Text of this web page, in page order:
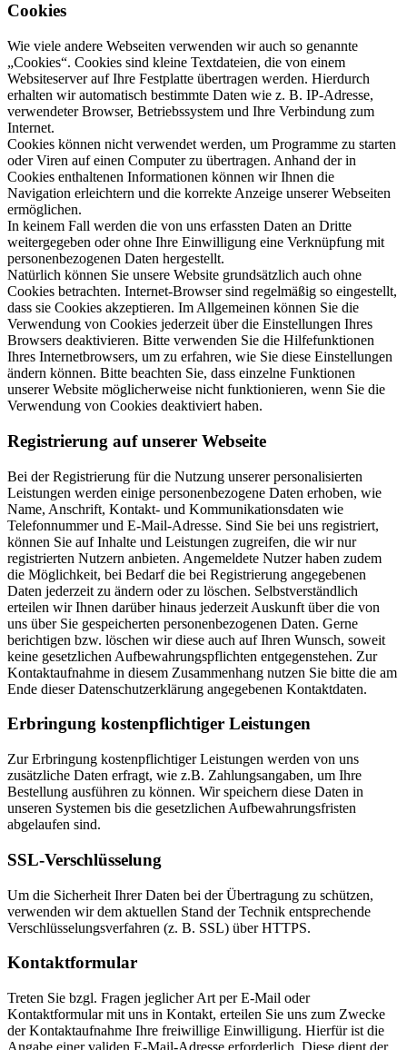
Cookies
Wie viele andere Webseiten verwenden wir auch so genannte
„Cookies“. Cookies sind kleine Textdateien, die von einem
Websiteserver auf Ihre Festplatte übertragen werden. Hierdurch
erhalten wir automatisch bestimmte Daten wie z. B. IP-Adresse,
verwendeter Browser, Betriebssystem und Ihre Verbindung zum
Internet.
Cookies können nicht verwendet werden, um Programme zu starten
oder Viren auf einen Computer zu übertragen. Anhand der in
Cookies enthaltenen Informationen können wir Ihnen die
Navigation erleichtern und die korrekte Anzeige unserer Webseiten
ermöglichen.
In keinem Fall werden die von uns erfassten Daten an Dritte
weitergegeben oder ohne Ihre Einwilligung eine Verknüpfung mit
personenbezogenen Daten hergestellt.
Natürlich können Sie unsere Website grundsätzlich auch ohne
Cookies betrachten. Internet-Browser sind regelmäßig so eingestellt,
dass sie Cookies akzeptieren. Im Allgemeinen können Sie die
Verwendung von Cookies jederzeit über die Einstellungen Ihres
Browsers deaktivieren. Bitte verwenden Sie die Hilfefunktionen
Ihres Internetbrowsers, um zu erfahren, wie Sie diese Einstellungen
ändern können. Bitte beachten Sie, dass einzelne Funktionen
unserer Website möglicherweise nicht funktionieren, wenn Sie die
Verwendung von Cookies deaktiviert haben.
Registrierung auf unserer Webseite
Bei der Registrierung für die Nutzung unserer personalisierten
Leistungen werden einige personenbezogene Daten erhoben, wie
Name, Anschrift, Kontakt- und Kommunikationsdaten wie
Telefonnummer und E-Mail-Adresse. Sind Sie bei uns registriert,
können Sie auf Inhalte und Leistungen zugreifen, die wir nur
registrierten Nutzern anbieten. Angemeldete Nutzer haben zudem
die Möglichkeit, bei Bedarf die bei Registrierung angegebenen
Daten jederzeit zu ändern oder zu löschen. Selbstverständlich
erteilen wir Ihnen darüber hinaus jederzeit Auskunft über die von
uns über Sie gespeicherten personenbezogenen Daten. Gerne
berichtigen bzw. löschen wir diese auch auf Ihren Wunsch, soweit
keine gesetzlichen Aufbewahrungspflichten entgegenstehen. Zur
Kontaktaufnahme in diesem Zusammenhang nutzen Sie bitte die am
Ende dieser Datenschutzerklärung angegebenen Kontaktdaten.
Erbringung kostenpflichtiger Leistungen
Zur Erbringung kostenpflichtiger Leistungen werden von uns
zusätzliche Daten erfragt, wie z.B. Zahlungsangaben, um Ihre
Bestellung ausführen zu können. Wir speichern diese Daten in
unseren Systemen bis die gesetzlichen Aufbewahrungsfristen
abgelaufen sind.
SSL-Verschlüsselung
Um die Sicherheit Ihrer Daten bei der Übertragung zu schützen,
verwenden wir dem aktuellen Stand der Technik entsprechende
Verschlüsselungsverfahren (z. B. SSL) über HTTPS.
Kontaktformular
Treten Sie bzgl. Fragen jeglicher Art per E-Mail oder
Kontaktformular mit uns in Kontakt, erteilen Sie uns zum Zwecke
der Kontaktaufnahme Ihre freiwillige Einwilligung. Hierfür ist die
Angabe einer validen E-Mail-Adresse erforderlich. Diese dient der